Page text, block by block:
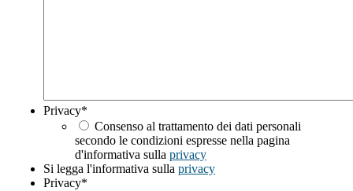
Privacy*
Consenso al trattamento dei dati personali
secondo le condizioni espresse nella pagina
d'informativa sulla privacy
Si legga l'informativa sulla privacy
Privacy*